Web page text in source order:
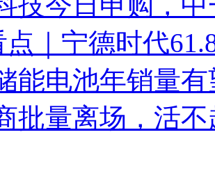
点｜宁德时代
能电池年销量
批量离场，活